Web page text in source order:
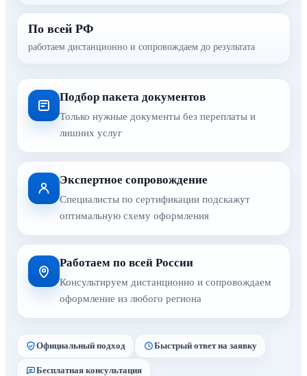
По всей РФ
работаем дистанционно и сопровождаем до результата
Подбор пакета документов
Только нужные документы без переплаты и
лишних услуг
Экспертное сопровождение
Специалисты по сертификации подскажут
оптимальную схему оформления
Работаем по всей России
Консультируем дистанционно и сопровождаем
оформление из любого региона
Официальный подход Быстрый ответ на заявку
Бесплатная консультация